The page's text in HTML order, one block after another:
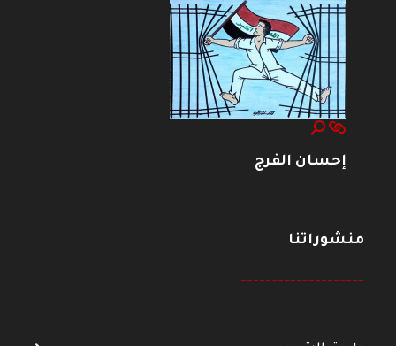
إحسان الفرج
منشوراتنا
--------------------